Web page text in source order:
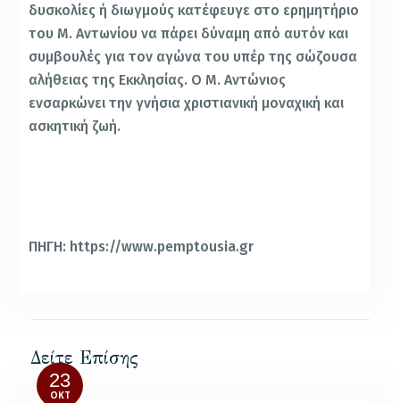
δυσκολίες ή διωγμούς κατέφευγε στο ερημητήριο
του Μ. Αντωνίου να πάρει δύναμη από αυτόν και
συμβουλές για τον αγώνα του υπέρ της σώζουσα
αλήθειας της Εκκλησίας. Ο Μ. Αντώνιος
ενσαρκώνει την γνήσια χριστιανική μοναχική και
ασκητική ζωή.
ΠΗΓΗ: https://www.pemptousia.gr
Δείτε Επίσης
23
ΟΚΤ